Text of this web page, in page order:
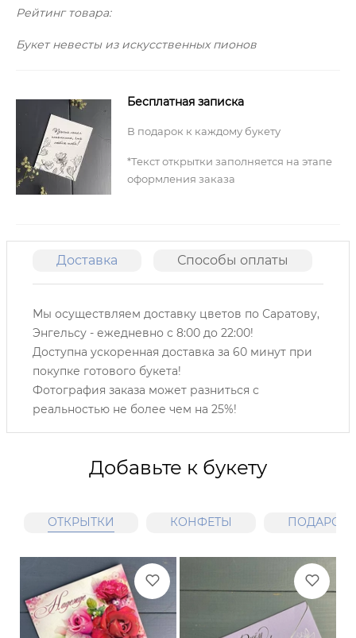
Рейтинг товара:
Букет невесты из искусственных пионов
Бесплатная записка
В подарок к каждому букету
*Текст открытки заполняется на этапе
оформления заказа
Доставка Способы оплаты
Мы осуществляем доставку цветов по Саратову,
Энгельсу - ежедневно с 8:00 до 22:00!
Доступна ускоренная доставка за 60 минут при
покупке готового букета!
Фотография заказа может разниться с
реальностью не более чем на 25%!
Добавьте к букету
ОТКРЫТКИ КОНФЕТЫ